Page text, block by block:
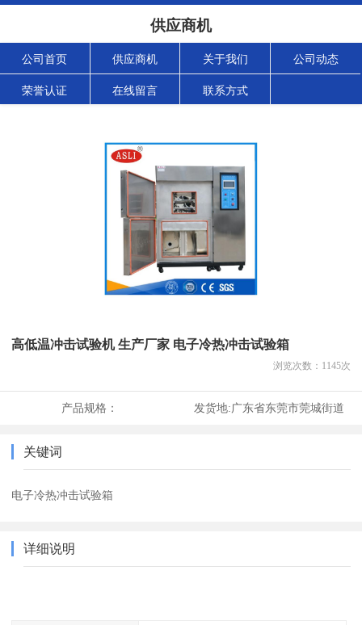
供应商机
公司首页 供应商机 关于我们 公司动态
荣誉认证 在线留言 联系方式
高低温冲击试验机 生产厂家 电子冷热冲击试验箱
浏览次数： 1145次
产品规格： 发货地:广东省东莞市莞城街道
关键词
电子冷热冲击试验箱
详细说明